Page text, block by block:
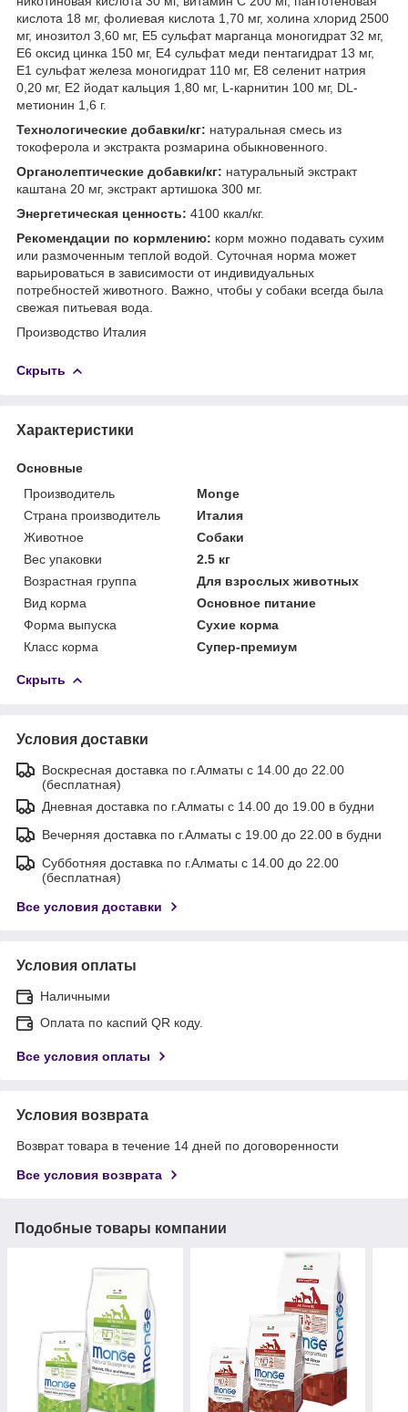
кислота 18 мг, фолиевая кислота 1,70 мг, холина хлорид 2500
мг, инозитол 3,60 мг, Е5 сульфат марганца моногидрат 32 мг,
Е6 оксид цинка 150 мг, Е4 сульфат меди пентагидрат 13 мг,
Е1 сульфат железа моногидрат 110 мг, Е8 селенит натрия
0,20 мг, Е2 йодат кальция 1,80 мг, L-карнитин 100 мг, DL-
метионин 1,6 г.
Технологические добавки/кг: натуральная смесь из
токоферола и экстракта розмарина обыкновенного.
Органолептические добавки/кг: натуральный экстракт
каштана 20 мг, экстракт артишока 300 мг.
Энергетическая ценность: 4100 ккал/кг.
Рекомендации по кормлению: корм можно подавать сухим
или размоченным теплой водой. Суточная норма может
варьироваться в зависимости от индивидуальных
потребностей животного. Важно, чтобы у собаки всегда была
свежая питьевая вода.
Производство Италия
Скрыть
Характеристики
Основные
Производитель
Monge
Страна производитель
Италия
Животное
Собаки
Вес упаковки
2.5 кг
Возрастная группа
Для взрослых животных
Вид корма
Основное питание
Форма выпуска
Сухие корма
Класс корма
Супер-премиум
Скрыть
Условия доставки
Воскресная доставка по г.Алматы с 14.00 до 22.00
(бесплатная)
Дневная доставка по г.Алматы с 14.00 до 19.00 в будни
Вечерняя доставка по г.Алматы с 19.00 до 22.00 в будни
Субботняя доставка по г.Алматы с 14.00 до 22.00
(бесплатная)
Все условия доставки
Условия оплаты
Наличными
Оплата по каспий QR коду.
Все условия оплаты
Условия возврата
Возврат товара в течение 14 дней по договоренности
Все условия возврата
Подобные товары компании